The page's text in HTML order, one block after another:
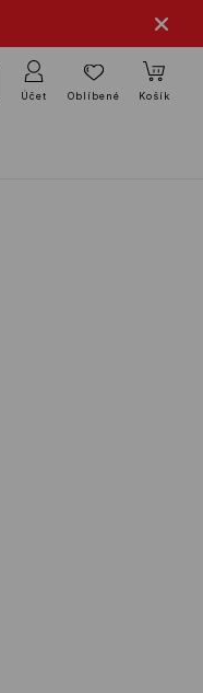
Účet Oblíbené Košík